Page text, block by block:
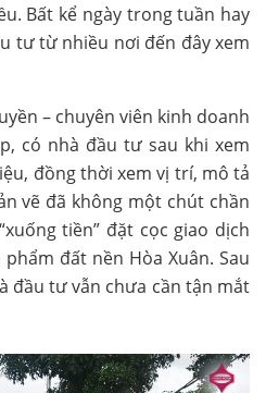
Bất kể ngày trong tuần hay
tư từ nhiều nơi đến đây xem
– chuyên viên kinh doanh
có nhà đầu tư sau khi xem
đồng thời xem vị trí, mô tả
vẽ đã không một chút chần
tiền” đặt cọc giao dịch
đất nền Hòa Xuân. Sau
đầu tư vẫn chưa cần tận mắt